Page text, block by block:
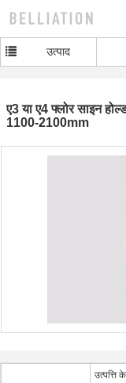
उत्पाद
ए3 या ए4 फ्लोर साइन
1100-2100mm
उत्पत्ति